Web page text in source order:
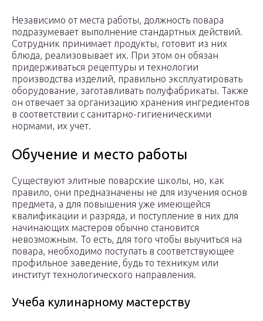
Независимо от места работы, должность повара
подразумевает выполнение стандартных действий.
Сотрудник принимает продукты, готовит из них
блюда, реализовывает их. При этом он обязан
придерживаться рецептуры и технологии
производства изделий, правильно эксплуатировать
оборудование, заготавливать полуфабрикаты. Также
он отвечает за организацию хранения ингредиентов
в соответствии с санитарно-гигиеническими
нормами, их учет.
Обучение и место работы
Существуют элитные поварские школы, но, как
правило, они предназначены не для изучения основ
предмета, а для повышения уже имеющейся
квалификации и разряда, и поступление в них для
начинающих мастеров обычно становится
невозможным. То есть, для того чтобы выучиться на
повара, необходимо поступать в соответствующее
профильное заведение, будь то техникум или
институт технологического направления.
Учеба кулинарному мастерству